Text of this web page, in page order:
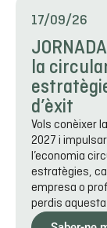
17/09/26
la
d’èxit
Vols conèixer
2027 i
l’economia
estratègies,
empresa o
perdis